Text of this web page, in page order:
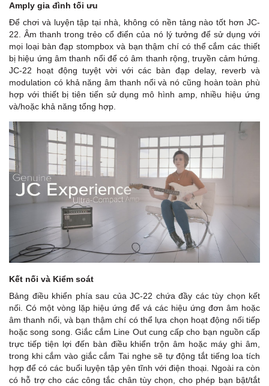
Amply gia đình tối ưu
Để chơi và luyện tập tại nhà, không có nền tảng nào tốt hơn JC-
22. Âm thanh trong trẻo cổ điển của nó lý tưởng để sử dụng với
mọi loại bàn đạp stompbox và bạn thậm chí có thể cắm các thiết
bị hiệu ứng âm thanh nổi để có âm thanh rộng, truyền cảm hứng.
JC-22 hoạt động tuyệt vời với các bàn đạp delay, reverb và
modulation có khả năng âm thanh nổi và nó cũng hoàn toàn phù
hợp với thiết bị tiên tiến sử dụng mô hình amp, nhiều hiệu ứng
và/hoặc khả năng tổng hợp.
Kết nối và Kiểm soát
Bảng điều khiển phía sau của JC-22 chứa đầy các tùy chọn kết
nối. Có một vòng lặp hiệu ứng để vá các hiệu ứng đơn âm hoặc
âm thanh nổi, và bạn thậm chí có thể lựa chọn hoạt động nối tiếp
hoặc song song. Giắc cắm Line Out cung cấp cho bạn nguồn cấp
trực tiếp tiện lợi đến bàn điều khiển trộn âm hoặc máy ghi âm,
trong khi cắm vào giắc cắm Tai nghe sẽ tự động tắt tiếng loa tích
hợp để có các buổi luyện tập yên tĩnh với điện thoại. Ngoài ra còn
có hỗ trợ cho các công tắc chân tùy chọn, cho phép bạn bật/tắt